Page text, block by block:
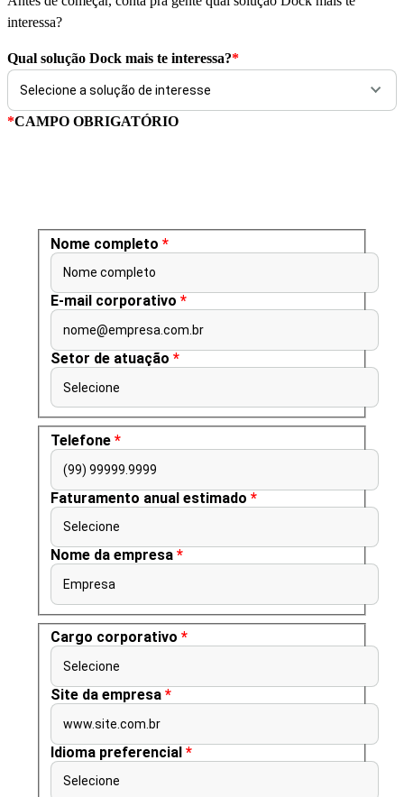
interessa?
Qual solução Dock mais te interessa?*
*CAMPO OBRIGATÓRIO
Nome completo *
Nome completo
E-mail corporativo *
nome@empresa.com.br
Setor de atuação *
Selecione
Telefone *
(99) 99999.9999
Faturamento anual estimado *
Selecione
Nome da empresa *
Empresa
Cargo corporativo *
Selecione
Site da empresa *
www.site.com.br
Idioma preferencial *
Selecione